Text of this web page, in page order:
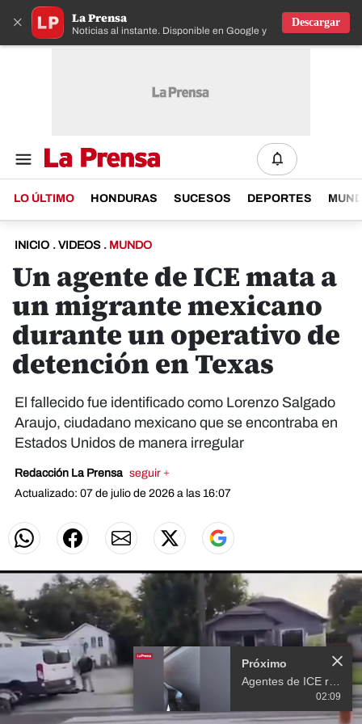
× La Prensa
Noticias al instante. Disponible en Google y IOS
Descargar
LO ÚLTIMO HONDURAS SUCESOS DEPORTES
INICIO . VIDEOS . MUNDO
Un agente de ICE mata a
un migrante mexicano
durante un operativo de
detención en Texas
El fallecido fue identificado como Lorenzo Salgado
Araujo, ciudadano mexicano que se encontraba en
Estados Unidos de manera irregular
Redacción La Prensa seguir +
Actualizado: 07 de julio de 2026 a las 16:07
Próximo
Agentes de ICE rompen ventana de vehículo y arrestan a migrante mexicano
02:09